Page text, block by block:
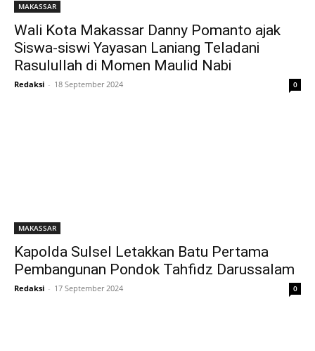
MAKASSAR
Wali Kota Makassar Danny Pomanto ajak
Siswa-siswi Yayasan Laniang Teladani
Rasulullah di Momen Maulid Nabi
Redaksi - 18 September 2024 0
MAKASSAR
Kapolda Sulsel Letakkan Batu Pertama
Pembangunan Pondok Tahfidz Darussalam
Redaksi - 17 September 2024 0